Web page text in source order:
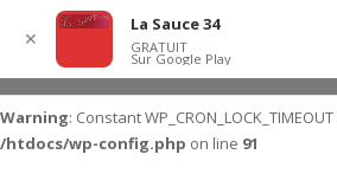
Warning : Constant
/htdocs/wp-config.php on line 91
✕
La Sauce 34
GRATUIT
Sur Google Play